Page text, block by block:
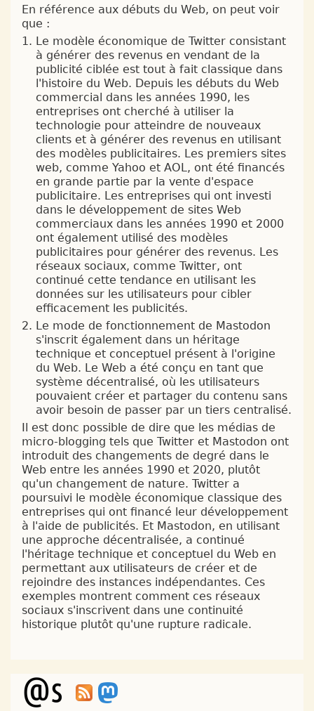
En référence aux débuts du Web, on peut voir
que :
Le modèle économique de Twitter consistant
à générer des revenus en vendant de la
publicité ciblée est tout à fait classique dans
l'histoire du Web. Depuis les débuts du Web
commercial dans les années 1990, les
entreprises ont cherché à utiliser la
technologie pour atteindre de nouveaux
clients et à générer des revenus en utilisant
des modèles publicitaires. Les premiers sites
web, comme Yahoo et AOL, ont été financés
en grande partie par la vente d'espace
publicitaire. Les entreprises qui ont investi
dans le développement de sites Web
commerciaux dans les années 1990 et 2000
ont également utilisé des modèles
publicitaires pour générer des revenus. Les
réseaux sociaux, comme Twitter, ont
continué cette tendance en utilisant les
données sur les utilisateurs pour cibler
efficacement les publicités.
Le mode de fonctionnement de Mastodon
s'inscrit également dans un héritage
technique et conceptuel présent à l'origine
du Web. Le Web a été conçu en tant que
système décentralisé, où les utilisateurs
pouvaient créer et partager du contenu sans
avoir besoin de passer par un tiers centralisé.
Il est donc possible de dire que les médias de
micro-blogging tels que Twitter et Mastodon ont
introduit des changements de degré dans le
Web entre les années 1990 et 2020, plutôt
qu'un changement de nature. Twitter a
poursuivi le modèle économique classique des
entreprises qui ont financé leur développement
à l'aide de publicités. Et Mastodon, en utilisant
une approche décentralisée, a continué
l'héritage technique et conceptuel du Web en
permettant aux utilisateurs de créer et de
rejoindre des instances indépendantes. Ces
exemples montrent comment ces réseaux
sociaux s'inscrivent dans une continuité
historique plutôt qu'une rupture radicale.